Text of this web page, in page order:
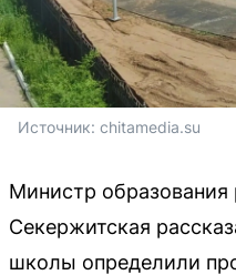
Источник: chitamedia.su
Министр образования
Секержитская
школы определили